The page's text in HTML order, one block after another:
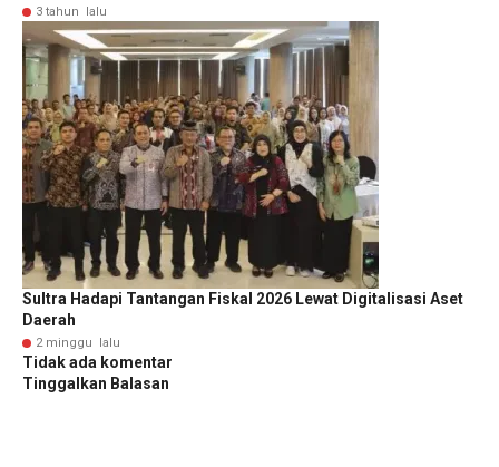
3 tahun lalu
Sultra Hadapi Tantangan Fiskal 2026 Lewat Digitalisasi Aset
Daerah
2 minggu lalu
Tidak ada komentar
Tinggalkan Balasan